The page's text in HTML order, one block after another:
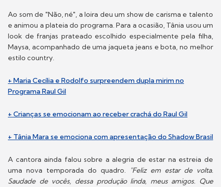
Ao som de "Não, né", a loira deu um show de carisma e talento
e animou a plateia do programa. Para a ocasião, Tânia usou um
look de franjas prateado escolhido especialmente pela filha,
Maysa, acompanhado de uma jaqueta jeans e bota, no melhor
estilo country.
+ Maria Cecília e Rodolfo surpreendem dupla mirim no
Programa Raul Gil
+ Crianças se emocionam ao receber crachá do Raul Gil
+ Tânia Mara se emociona com apresentação do Shadow Brasil
A cantora ainda falou sobre a alegria de estar na estreia de
uma nova temporada do quadro. "Feliz em estar de volta.
Saudade de vocês, dessa produção linda, meus amigos. Que